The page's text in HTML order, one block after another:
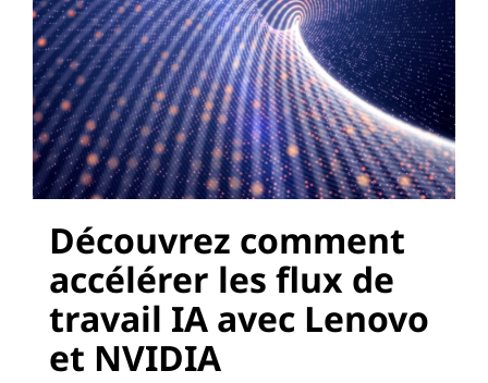
Découvrez comment
accélérer les flux de
travail IA avec Lenovo
et NVIDIA